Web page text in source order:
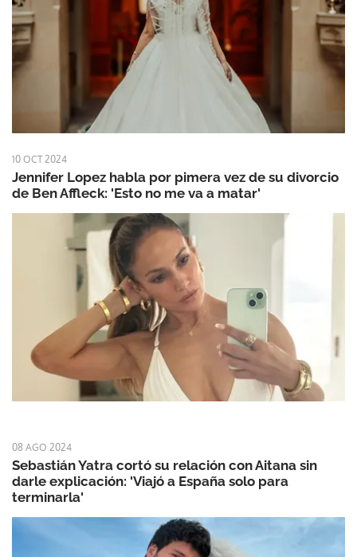
10 OCT 2024
Jennifer Lopez habla por pimera vez de su divorcio
de Ben Affleck: 'Esto no me va a matar'
08 AGO 2024
Sebastián Yatra cortó su relación con Aitana sin
darle explicación: 'Viajó a España solo para
terminarla'